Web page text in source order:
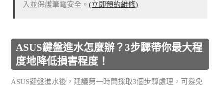
入並保護筆電安全。(立即預約維修)
ASUS鍵盤進水怎麼辦？3步驟帶你最大程
度地降低損害程度！
ASUS鍵盤進水後，建議第一時間採取3個步驟處理，可避免